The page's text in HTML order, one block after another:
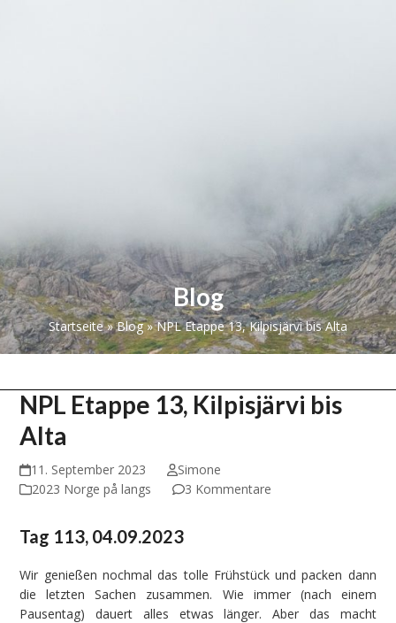
Blog
Startseite»Blog»NPL Etappe 13, Kilpisjärvi bis Alta
NPL Etappe 13, Kilpisjärvi bis
Alta
11. September 2023
Simone
2023 Norge på langs
3 Kommentare
Tag 113, 04.09.2023
Wir genießen nochmal das tolle Frühstück und packen dann
die letzten Sachen zusammen. Wie immer (nach einem
Pausentag) dauert alles etwas länger. Aber das macht